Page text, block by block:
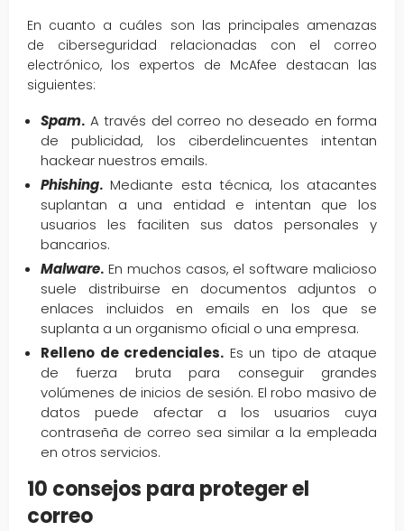
En cuanto a cuáles son las principales amenazas
de ciberseguridad relacionadas con el correo
electrónico, los expertos de McAfee destacan las
siguientes:
Spam. A través del correo no deseado en forma
de publicidad, los ciberdelincuentes intentan
hackear nuestros emails.
Phishing. Mediante esta técnica, los atacantes
suplantan a una entidad e intentan que los
usuarios les faciliten sus datos personales y
bancarios.
Malware. En muchos casos, el software malicioso
suele distribuirse en documentos adjuntos o
enlaces incluidos en emails en los que se
suplanta a un organismo oficial o una empresa.
Relleno de credenciales. Es un tipo de ataque
de fuerza bruta para conseguir grandes
volúmenes de inicios de sesión. El robo masivo de
datos puede afectar a los usuarios cuya
contraseña de correo sea similar a la empleada
en otros servicios.
10 consejos para proteger el
correo